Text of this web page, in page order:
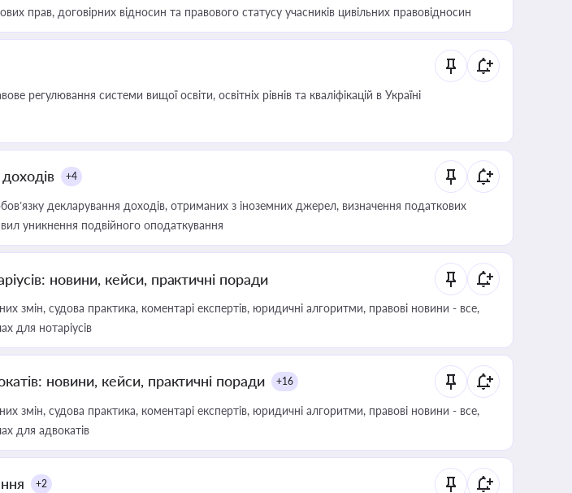
прав, договірних відносин та правового статусу учасників цивільних правовідносин
регулювання системи вищої освіти, освітніх рівнів та кваліфікацій в Україні
+4
декларування доходів, отриманих з іноземних джерел, визначення податкових
уникнення подвійного оподаткування
новини, кейси, практичні поради
змін, судова практика, коментарі експертів, юридичні алгоритми, правові новини - все,
для нотаріусів
новини, кейси, практичні поради +16
змін, судова практика, коментарі експертів, юридичні алгоритми, правові новини - все,
для адвокатів
+2